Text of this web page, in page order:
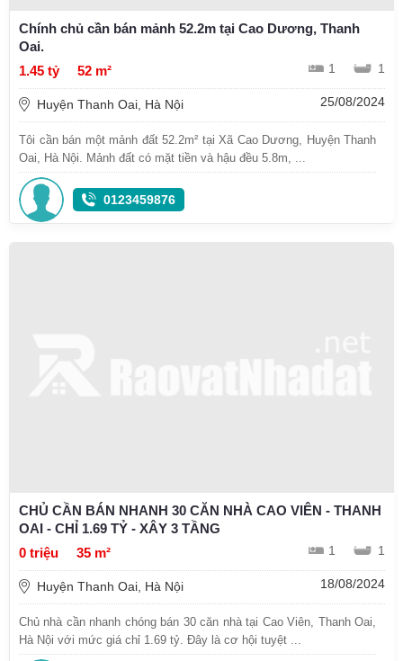
Chính chủ cần bán mảnh 52.2m tại Cao Dương, Thanh
Oai.
1.45 tỷ
52 m² 1 1
Huyện Thanh Oai, Hà Nội 25/08/2024
Tôi cần bán một mảnh đất 52.2m² tại Xã Cao Dương, Huyện Thanh
Oai, Hà Nội. Mảnh đất có mặt tiền và hậu đều 5.8m, ...
0123459876
CHỦ CẦN BÁN NHANH 30 CĂN NHÀ CAO VIÊN - THANH
OAI - CHỈ 1.69 TỶ - XÂY 3 TẦNG
0 triệu
35 m² 1 1
Huyện Thanh Oai, Hà Nội 18/08/2024
Chủ nhà cần nhanh chóng bán 30 căn nhà tại Cao Viên, Thanh Oai,
Hà Nội với mức giá chỉ 1.69 tỷ. Đây là cơ hội tuyệt ...